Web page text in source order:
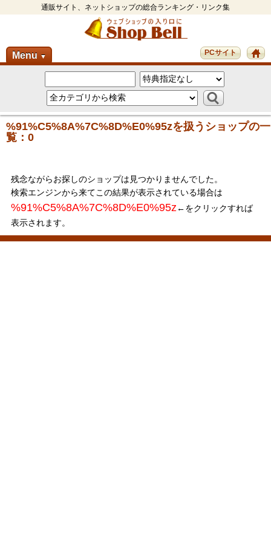
通販サイト、ネットショップの総合ランキング・リンク集
Menu ▼ PCサイト
%91%C5%8A%7C%8D%E0%95zを扱うショップの一
覧：0
残念ながらお探しのショップは見つかりませんでした。
検索エンジンから来てこの結果が表示されている場合は
%91%C5%8A%7C%8D%E0%95z←をクリックすれば
表示されます。